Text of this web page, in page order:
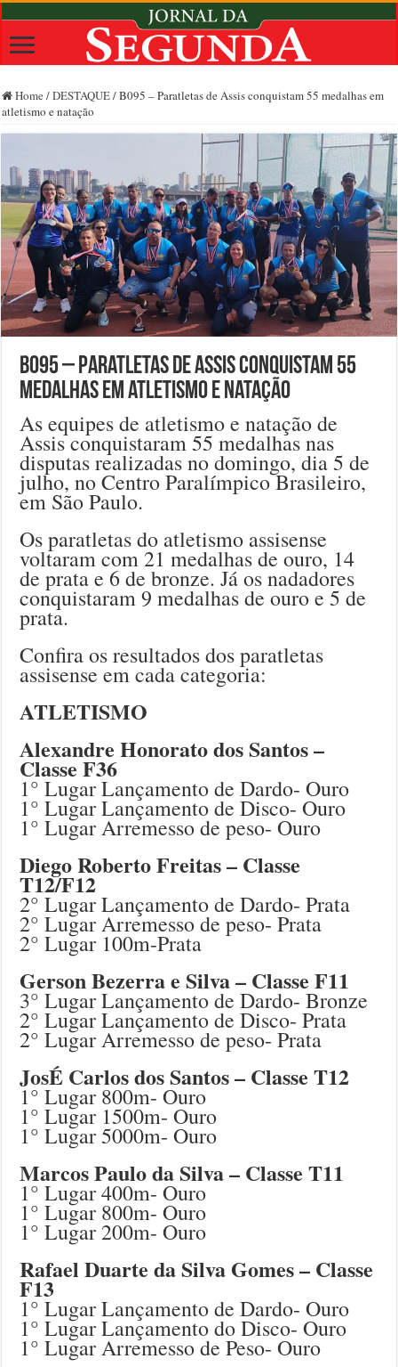
Home /DESTAQUE/B095 – Paratletas de Assis conquistam 55 medalhas em
atletismo e natação
B095 – Paratletas de Assis conquistam 55
medalhas em atletismo e natação
As equipes de atletismo e natação de
Assis conquistaram 55 medalhas nas
disputas realizadas no domingo, dia 5 de
julho, no Centro Paralímpico Brasileiro,
em São Paulo.
Os paratletas do atletismo assisense
voltaram com 21 medalhas de ouro, 14
de prata e 6 de bronze. Já os nadadores
conquistaram 9 medalhas de ouro e 5 de
prata.
Confira os resultados dos paratletas
assisense em cada categoria:
ATLETISMO
Alexandre Honorato dos Santos –
Classe F36
1° Lugar Lançamento de Dardo- Ouro
1° Lugar Lançamento de Disco- Ouro
1° Lugar Arremesso de peso- Ouro
Diego Roberto Freitas – Classe
T12/F12
2° Lugar Lançamento de Dardo- Prata
2° Lugar Arremesso de peso- Prata
2° Lugar 100m-Prata
Gerson Bezerra e Silva – Classe F11
3° Lugar Lançamento de Dardo- Bronze
2° Lugar Lançamento de Disco- Prata
2° Lugar Arremesso de peso- Prata
JosÉ Carlos dos Santos – Classe T12
1° Lugar 800m- Ouro
1° Lugar 1500m- Ouro
1° Lugar 5000m- Ouro
Marcos Paulo da Silva – Classe T11
1° Lugar 400m- Ouro
1° Lugar 800m- Ouro
1° Lugar 200m- Ouro
Rafael Duarte da Silva Gomes – Classe
F13
1° Lugar Lançamento de Dardo- Ouro
1° Lugar Lançamento do Disco- Ouro
1° Lugar Arremesso de Peso- Ouro